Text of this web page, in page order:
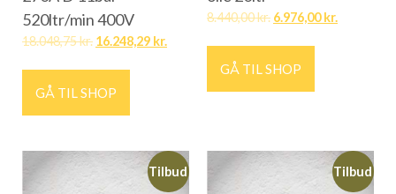
520ltr/min 400V
18.048,75kr. 16.248,29 kr.
GÅ TIL SHOP
8.440,00kr. 6.976,00kr.
GÅ TIL SHOP
Tilbud Tilbud